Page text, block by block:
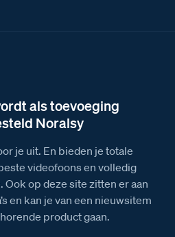
als toevoeging
Noralsy
je uit. En bieden je totale
videofoons en volledig
Ook op deze site zitten er aan
en kan je van een nieuwsitem
product gaan.